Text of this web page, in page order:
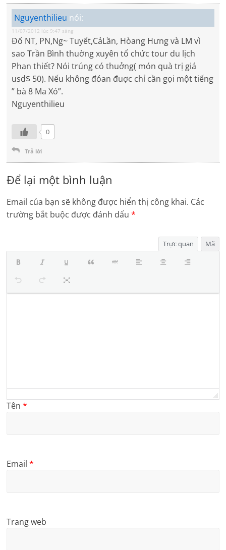
Nguyenthilieu nói:
11/07/2012 lúc 9:47 sáng
Đố NT, PN,Ng~ Tuyết,CảLần, Hòang Hưng và LM vì
sao Trần Bình thuờng xuyên tổ chức tour du lịch
Phan thiết? Nói trúng có thuởng( món quà trị giá
usd$ 50). Nếu không đóan đuợc chỉ cần gọi một tiếng
” bà 8 Ma Xó”.
Nguyenthilieu
0
Trả lời
Để lại một bình luận
Email của bạn sẽ không được hiển thị công khai. Các
trường bắt buộc được đánh dấu*
Trực quan Mã
Tên*
Email*
Trang web